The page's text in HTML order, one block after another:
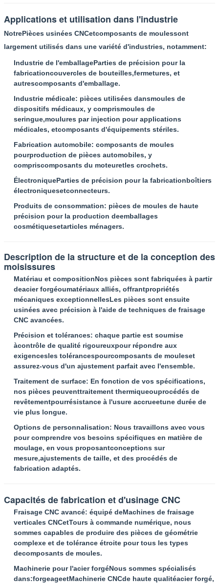
Laisser un message
Nous vous rappellerons bientôt!
Applications et utilisation dans l'industrie
NotrePièces usinées CNCetcomposants de moulessont
largement utilisés dans une variété d'industries, notamment:
Industrie de l'emballageParties de précision pour la
fabricationcouvercles de bouteilles,fermetures, et
autrescomposants d'emballage.
Industrie médicale: pièces utilisées dansmoules de
dispositifs médicaux, y comprismoules de
seringue,moulures par injection pour applications
médicales, etcomposants d'équipements stériles.
Fabrication automobile: composants de moules
pourproduction de pièces automobiles, y
compriscomposants du moteuretles crochets.
ÉlectroniqueParties de précision pour la fabricationboîtiers
électroniquesetconnecteurs.
Produits de consommation: pièces de moules de haute
précision pour la production deemballages
cosmétiquesetarticles ménagers.
Description de la structure et de la conception des
moisissures
Matériau et compositionNos pièces sont fabriquées à partir
deacier forgéoumatériaux alliés, offrantpropriétés
mécaniques exceptionnellesLes pièces sont ensuite
usinées avec précision à l'aide de techniques de fraisage
CNC avancées.
Précision et tolérances: chaque partie est soumise
àcontrôle de qualité rigoureuxpour répondre aux
exigencesles tolérancespourcomposants de mouleset
assurez-vous d'un ajustement parfait avec l'ensemble.
Traitement de surface: En fonction de vos spécifications,
nos pièces peuventtraitement thermiqueouprocédés de
revêtementpourrésistance à l'usure accrueetune durée de
vie plus longue.
Options de personnalisation: Nous travaillons avec vous
pour comprendre vos besoins spécifiques en matière de
moulage, en vous proposantconceptions sur
mesure,ajustements de taille, et des procédés de
fabrication adaptés.
Capacités de fabrication et d'usinage CNC
Fraisage CNC avancé: équipé deMachines de fraisage
verticales CNCetTours à commande numérique, nous
sommes capables de produire des pièces de géométrie
complexe et de tolérance étroite pour tous les types
decomposants de moules.
Machinerie pour l'acier forgéNous sommes spécialisés
dans:forgeageetMachinerie CNCde haute qualitéacier forgé,